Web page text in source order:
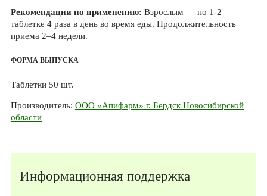
Рекомендации по применению: Взрослым — по 1-2
таблетке 4 раза в день во время еды. Продолжительность
приема 2–4 недели.
ФОРМА ВЫПУСКА
Таблетки 50 шт.
Производитель: ООО «Апифарм» г. Бердск Новосибирской
области
Информационная поддержка